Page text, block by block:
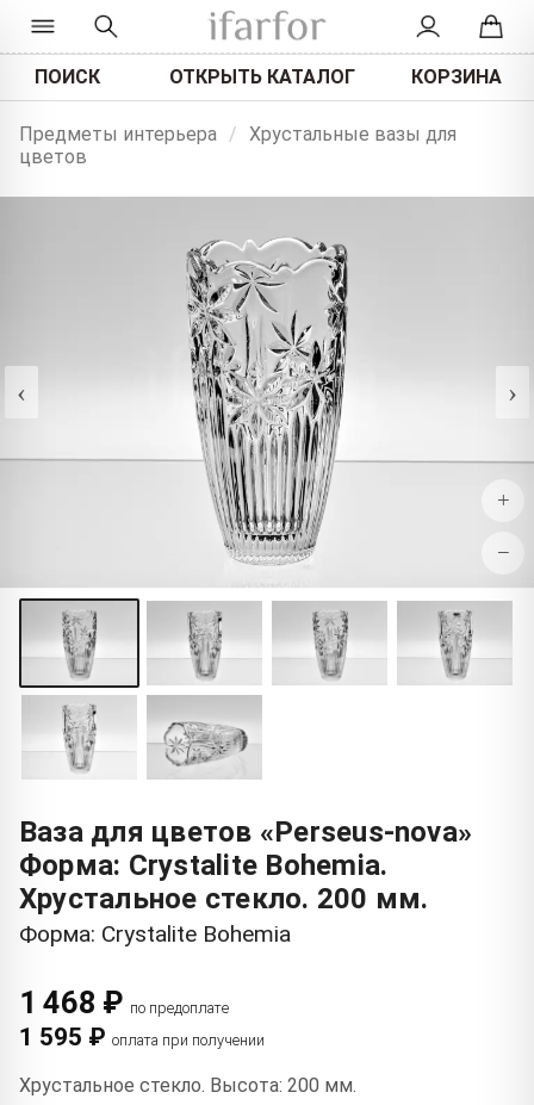
ПОИСК ОТКРЫТЬ КАТАЛОГ КОРЗИНА
Предметы интерьера / Хрустальные вазы для
цветов
‹ ›
+
−
Ваза для цветов «Perseus-nova»
Форма: Crystalite Bohemia.
Хрустальное стекло. 200 мм.
Форма: Crystalite Bohemia
1 468 ₽ по предоплате
1 595 ₽ оплата при получении
Хрустальное стекло. Высота: 200 мм.